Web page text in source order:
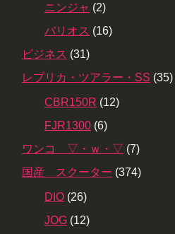
ニンジャ (2)
バリオス (16)
ビジネス (31)
レプリカ・ツアラー・SS (35)
CBR150R (12)
FJR1300 (6)
ワンコ ▽・ｗ・▽ (7)
国産 スクーター (374)
DIO (26)
JOG (12)